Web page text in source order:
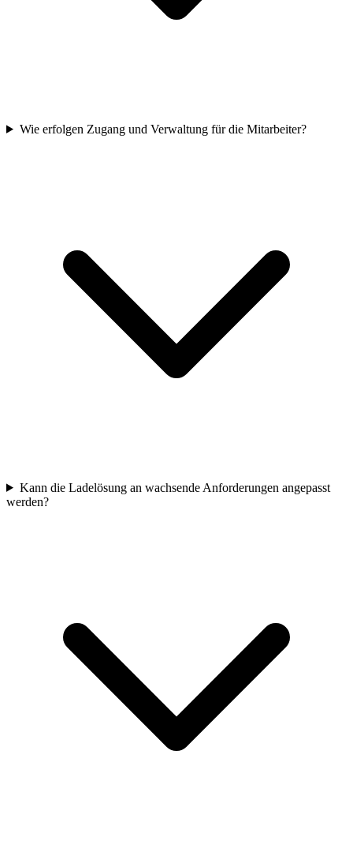
Wie erfolgen Zugang und Verwaltung für die Mitarbeiter?
Kann die Ladelösung an wachsende Anforderungen angepasst
werden?